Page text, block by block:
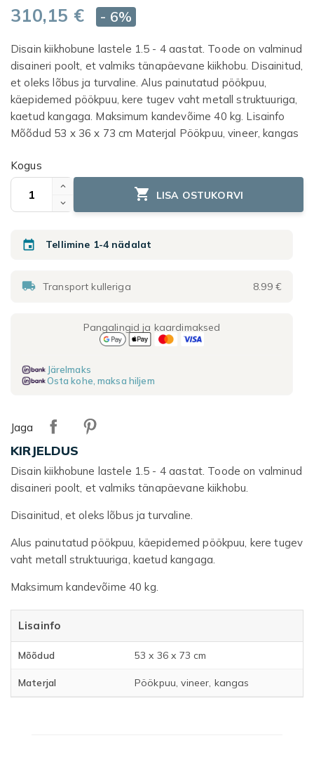
310,15 € - 6%
Disain kiikhobune lastele 1.5 - 4 aastat. Toode on valminud
disaineri poolt, et valmiks tänapäevane kiikhobu. Disainitud,
et oleks lõbus ja turvaline. Alus painutatud pöökpuu,
käepidemed pöökpuu, kere tugev vaht metall struktuuriga,
kaetud kangaga. Maksimum kandevõime 40 kg. Lisainfo
Mõõdud 53 x 36 x 73 cm Materjal Pöökpuu, vineer, kangas
Kogus
 LISA OSTUKORVI
 Tellimine 1-4 nädalat
 Transport kulleriga 8.99 €
Pangalingid ja kaardimaksed
Järelmaks
Osta kohe, maksa hiljem
Jaga
KIRJELDUS
Disain kiikhobune lastele 1.5 - 4 aastat. Toode on valminud
disaineri poolt, et valmiks tänapäevane kiikhobu.
Disainitud, et oleks lõbus ja turvaline.
Alus painutatud pöökpuu, käepidemed pöökpuu, kere tugev
vaht metall struktuuriga, kaetud kangaga.
Maksimum kandevõime 40 kg.
Lisainfo
Mõõdud 53 x 36 x 73 cm
Materjal Pöökpuu, vineer, kangas